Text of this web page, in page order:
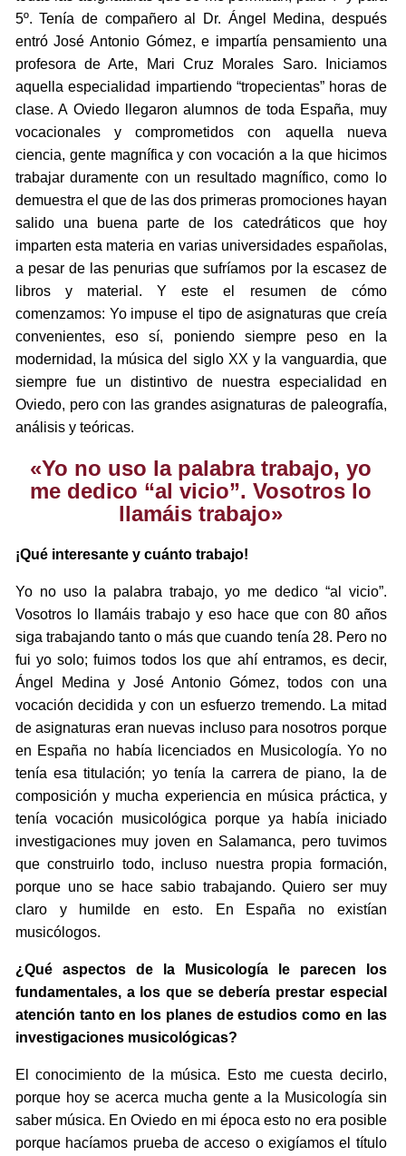
5º. Tenía de compañero al Dr. Ángel Medina, después
entró José Antonio Gómez, e impartía pensamiento una
profesora de Arte, Mari Cruz Morales Saro. Iniciamos
aquella especialidad impartiendo “tropecientas” horas de
clase. A Oviedo llegaron alumnos de toda España, muy
vocacionales y comprometidos con aquella nueva
ciencia, gente magnífica y con vocación a la que hicimos
trabajar duramente con un resultado magnífico, como lo
demuestra el que de las dos primeras promociones hayan
salido una buena parte de los catedráticos que hoy
imparten esta materia en varias universidades españolas,
a pesar de las penurias que sufríamos por la escasez de
libros y material. Y este el resumen de cómo
comenzamos: Yo impuse el tipo de asignaturas que creía
convenientes, eso sí, poniendo siempre peso en la
modernidad, la música del siglo XX y la vanguardia, que
siempre fue un distintivo de nuestra especialidad en
Oviedo, pero con las grandes asignaturas de paleografía,
análisis y teóricas.
«Yo no uso la palabra trabajo, yo
me dedico “al vicio”. Vosotros lo
llamáis trabajo»
¡Qué interesante y cuánto trabajo!
Yo no uso la palabra trabajo, yo me dedico “al vicio”.
Vosotros lo llamáis trabajo y eso hace que con 80 años
siga trabajando tanto o más que cuando tenía 28. Pero no
fui yo solo; fuimos todos los que ahí entramos, es decir,
Ángel Medina y José Antonio Gómez, todos con una
vocación decidida y con un esfuerzo tremendo. La mitad
de asignaturas eran nuevas incluso para nosotros porque
en España no había licenciados en Musicología. Yo no
tenía esa titulación; yo tenía la carrera de piano, la de
composición y mucha experiencia en música práctica, y
tenía vocación musicológica porque ya había iniciado
investigaciones muy joven en Salamanca, pero tuvimos
que construirlo todo, incluso nuestra propia formación,
porque uno se hace sabio trabajando. Quiero ser muy
claro y humilde en esto. En España no existían
musicólogos.
¿Qué aspectos de la Musicología le parecen los
fundamentales, a los que se debería prestar especial
atención tanto en los planes de estudios como en las
investigaciones musicológicas?
El conocimiento de la música. Esto me cuesta decirlo,
porque hoy se acerca mucha gente a la Musicología sin
saber música. En Oviedo en mi época esto no era posible
porque hacíamos prueba de acceso o exigíamos el título